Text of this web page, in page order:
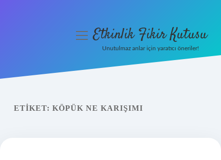
Yasal Uyarı
menüyüEtkinlik Fikir Kutusu
Unutulmaz anlar için yaratıcı öneriler!
ETIKET: KÖPÜK NE KARIŞIMI